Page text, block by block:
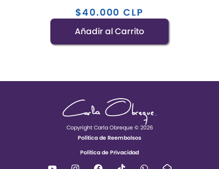
$40.000 CLP
Añadir al Carrito
Copyright Carla Obreque © 2026
Política de Reembolsos
Política de Privacidad